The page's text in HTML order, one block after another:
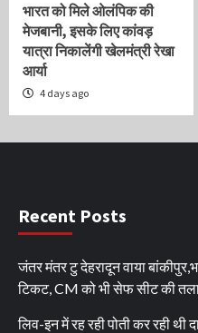
भारत को मिले ओलंपिक की
मेजबानी, इसके लिए कांवड़
यात्रा निकालेंगी खेलमंत्री रेखा
आर्या
4 days ago
Recent Posts
जंतर मंतर टु देहरादून वाया
टिकट, CM को भी सेफ सीट की
लिव-इन में रह रही पोती कर रही